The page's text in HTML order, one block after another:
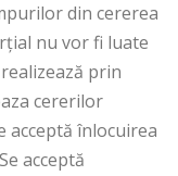
din cererea
nu vor fi luate
prin
cererilor
acceptă înlocuirea
acceptă